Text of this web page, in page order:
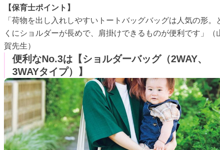
【保育士ポイント】
「荷物を出し入れしやすいトートバッグバッグは人気の形。
くにショルダーが長めで、肩掛けできるものが便利です」（
賀先生）
便利なNo.3は【ショルダーバッグ（2WAY、
3WAYタイプ）】